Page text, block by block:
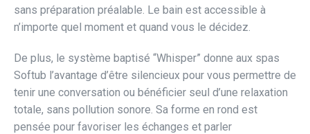
sans préparation préalable. Le bain est accessible à
n’importe quel moment et quand vous le décidez.
De plus, le système baptisé “Whisper” donne aux spas
Softub l’avantage d’être silencieux pour vous permettre de
tenir une conversation ou bénéficier seul d’une relaxation
totale, sans pollution sonore. Sa forme en rond est
pensée pour favoriser les échanges et parler